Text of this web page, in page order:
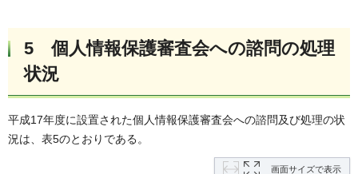
5 個人情報保護審査会への諮問の処理
状況
平成17年度に設置された個人情報保護審査会への諮問及び処理の状
況は、表5のとおりである。
画面サイズで表示